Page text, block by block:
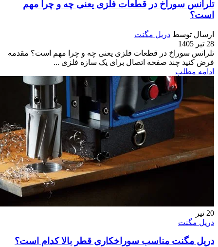
تلرانس سوراخ در قطعات فلزی یعنی چه و چرا مهم
است؟
ارسال توسط دریل مگنت
28 تیر 1405
تلرانس سوراخ در قطعات فلزی یعنی چه و چرا مهم است؟ مقدمه
فرض کنید چند صفحه اتصال برای یک سازه فلزی ...
ادامه مطلب
20 تیر
دریل مگنت
دریل مگنت مناسب سوراخکاری قطر بالا کدام است؟